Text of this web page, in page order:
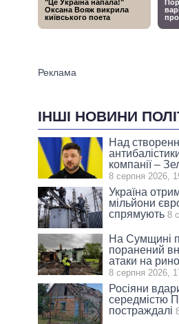
ІНШІ НОВИНИ
Над
компанії –
8 серпня 2026,
Україна
мільйони
спрямують 8
На Сумщині
поранений
атаки на
8 серпня 2026,
Росіяни
середмістю
постраждалі